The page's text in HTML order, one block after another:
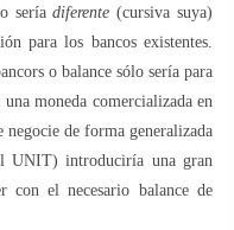
seríadiferente(cursiva suya)
para los bancos existentes.
o balance sólo sería para
moneda comercializada en
negocie de forma generalizada
UNIT) introduciría una gran
con el necesario balance de